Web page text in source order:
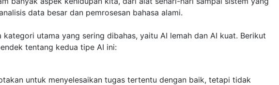
data besar dan pemrosesan bahasa alami.
kategori utama yang sering dibahas, yaitu AI lemah dan AI kuat. Berikut
tentang kedua tipe AI ini:
untuk menyelesaikan tugas tertentu dengan baik, tetapi tidak